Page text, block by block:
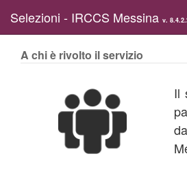
Selezioni - IRCCS Messina v.
A chi è rivolto il servizio
Il